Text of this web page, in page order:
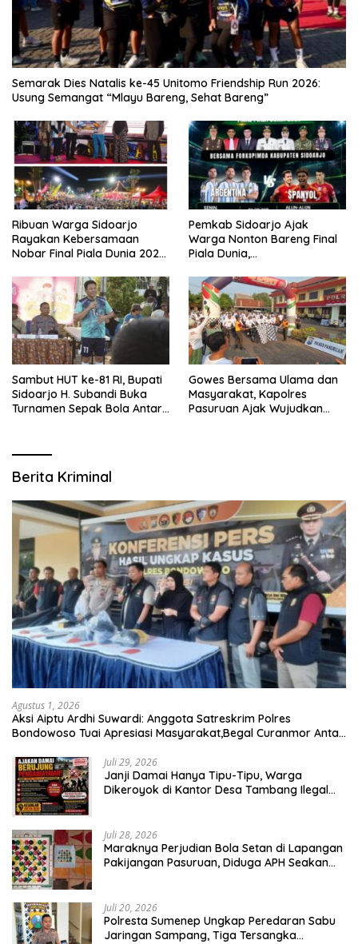
Semarak Dies Natalis ke-45 Unitomo Friendship Run 2026:
Usung Semangat “Mlayu Bareng, Sehat Bareng”
Ribuan Warga Sidoarjo
Rayakan Kebersamaan
Nobar Final Piala Dunia 2026
Forkopimda
Pemkab Sidoarjo Ajak
Warga Nonton Bareng Final
Piala Dunia,
Sambut HUT ke-81 RI, Bupati
Sidoarjo H. Subandi Buka
Turnamen Sepak Bola Antar
Gowes Bersama Ulama dan
Masyarakat, Kapolres
Pasuruan Ajak Wujudkan
Berita Kriminal
Agustus 1, 2026
Aksi Aiptu Ardhi Suwardi: Anggota Satreskrim Polres
Bondowoso Tuai Apresiasi Masyarakat,Begal Curanmor Antar
Juli 29, 2026
Janji Damai Hanya Tipu-Tipu, Warga
Dikeroyok di Kantor Desa Tambang Ilegal
Juli 28, 2026
Maraknya Perjudian Bola Setan di Lapangan
Pakijangan Pasuruan, Diduga APH Seakan
Juli 20, 2026
Polresta Sumenep Ungkap Peredaran Sabu
Jaringan Sampang, Tiga Tersangka